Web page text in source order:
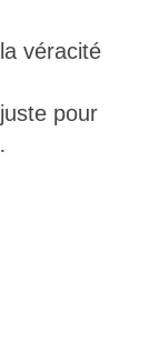
véracité
pour